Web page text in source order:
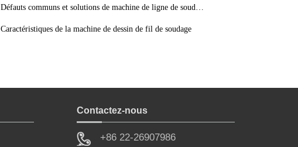
Défauts communs et solutions de machine de ligne de soudage de treillis métallique
Caractéristiques de la machine de dessin de fil de soudage
Contactez-nous
+86 22-26907986